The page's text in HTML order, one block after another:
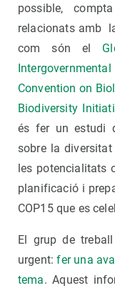
possible, compta
relacionats amb
com són el
Convention on
Biodiversity
és fer un estudi
sobre la
les potencialitats
planificació i
COP15 que es
El grup de
urgent:fer una
tema. Aquest